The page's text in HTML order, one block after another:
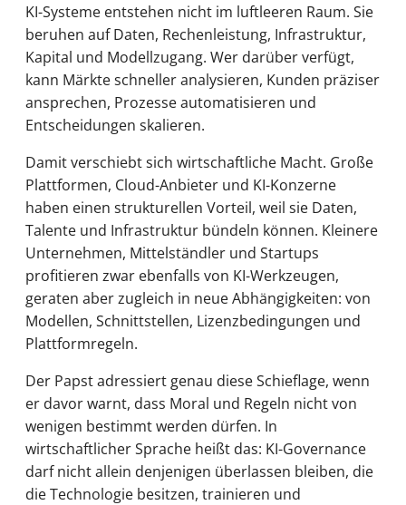
KI-Systeme entstehen nicht im luftleeren Raum. Sie
beruhen auf Daten, Rechenleistung, Infrastruktur,
Kapital und Modellzugang. Wer darüber verfügt,
kann Märkte schneller analysieren, Kunden präziser
ansprechen, Prozesse automatisieren und
Entscheidungen skalieren.
Damit verschiebt sich wirtschaftliche Macht. Große
Plattformen, Cloud-Anbieter und KI-Konzerne
haben einen strukturellen Vorteil, weil sie Daten,
Talente und Infrastruktur bündeln können. Kleinere
Unternehmen, Mittelständler und Startups
profitieren zwar ebenfalls von KI-Werkzeugen,
geraten aber zugleich in neue Abhängigkeiten: von
Modellen, Schnittstellen, Lizenzbedingungen und
Plattformregeln.
Der Papst adressiert genau diese Schieflage, wenn
er davor warnt, dass Moral und Regeln nicht von
wenigen bestimmt werden dürfen. In
wirtschaftlicher Sprache heißt das: KI-Governance
darf nicht allein denjenigen überlassen bleiben, die
die Technologie besitzen, trainieren und